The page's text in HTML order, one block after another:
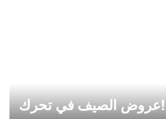
عروض الصيف في تحرك!